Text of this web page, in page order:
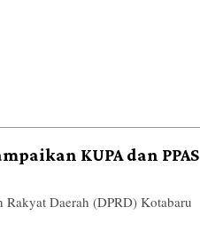
KUPA dan PPAS
Daerah (DPRD) Kotabaru